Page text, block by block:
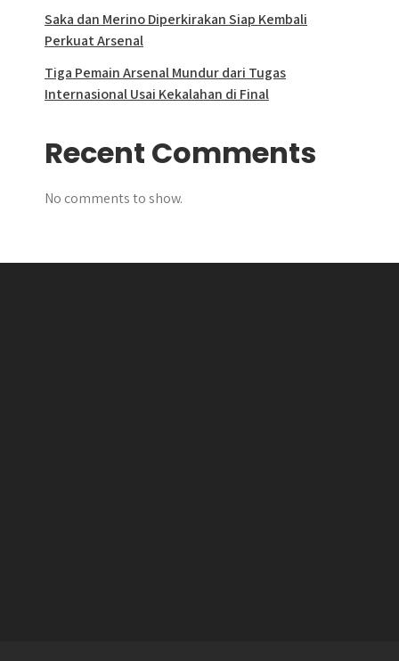
Saka dan Merino Diperkirakan Siap Kembali
Perkuat Arsenal
Tiga Pemain Arsenal Mundur dari Tugas
Internasional Usai Kekalahan di Final
Recent Comments
No comments to show.